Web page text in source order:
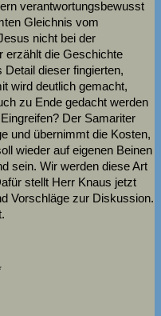
verantwortungsbewusst
Gleichnis vom
nicht bei der
erzählt die Geschichte
dieser fingierten,
wird deutlich gemacht,
zu Ende gedacht werden
Der Samariter
und übernimmt die Kosten,
wieder auf eigenen Beinen
sein. Wir werden diese Art
stellt Herr Knaus jetzt
Vorschläge zur Diskussion.